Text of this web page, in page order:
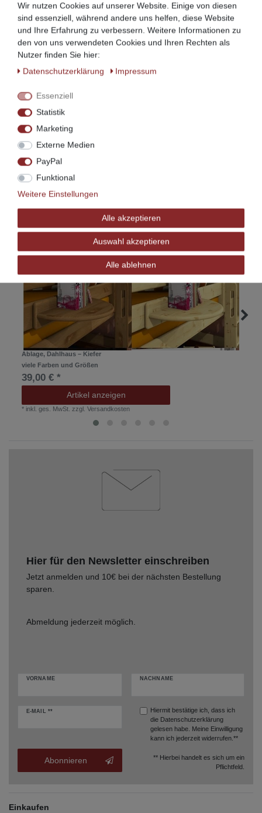
Oberflächenbehandlungen sind auf Wunsch
lieferbar.Sprechen Sie uns hierfür direkt an!
Hergestellt mit viel Herz in Ostfriesland!
Ähnliche Artikel
Ablage, Dahlhaus – Kiefer
viele Farben und Größen
39,00 € *
Artikel anzeigen
* inkl. ges. MwSt. zzgl.Versandkosten
Hier für den Newsletter einschreiben
Jetzt anmelden und 10€ bei der nächsten Bestellung
sparen.
Abmeldung jederzeit möglich.
VORNAME NACHNAME
E-MAIL **
Hiermit bestätige ich, dass ich
die Datenschutzerklärung
gelesen habe. Meine Einwilligung
kann ich jederzeit widerrufen.**
Abonnieren
** Hierbei handelt es sich um ein
Pflichtfeld.
Einkaufen
Wir nutzen Cookies auf unserer Website. Einige von diesen
sind essenziell, während andere uns helfen, diese Website
und Ihre Erfahrung zu verbessern. Weitere Informationen zu
den von uns verwendeten Cookies und Ihren Rechten als
Nutzer finden Sie hier:
Daten­schutz­erklärung
Impressum
Essenziell
Statistik
Marketing
Externe Medien
PayPal
Funktional
Weitere Einstellungen
Alle akzeptieren
Auswahl akzeptieren
Alle ablehnen